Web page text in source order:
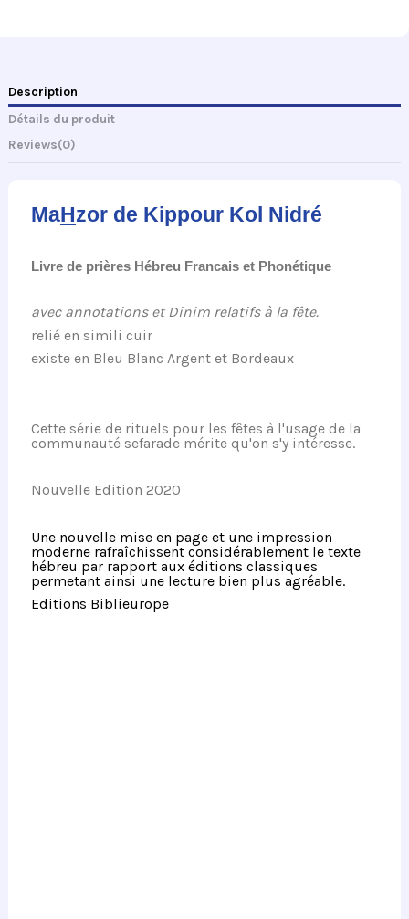
Description
Détails du produit
Reviews(0)
MaHzor de Kippour Kol Nidré
Livre de prières Hébreu Francais et Phonétique
avec annotations et Dinim relatifs à la fête.
relié en simili cuir
existe en Bleu Blanc Argent et Bordeaux
Cette série de rituels pour les fêtes à l'usage de la
communauté sefarade mérite qu'on s'y intéresse.
Nouvelle Edition 2020
Une nouvelle mise en page et une impression
moderne rafraîchissent considérablement le texte
hébreu par rapport aux éditions classiques
permetant ainsi une lecture bien plus agréable.
Editions Biblieurope